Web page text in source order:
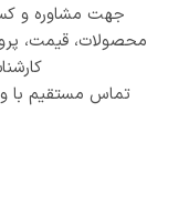
جهت مشاوره و
محصولات، قیمت،